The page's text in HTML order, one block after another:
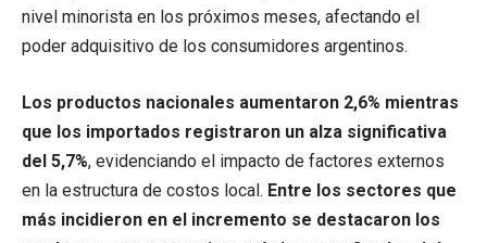
nivel minorista en los próximos meses, afectando el
poder adquisitivo de los consumidores argentinos.
Los productos nacionales aumentaron 2,6% mientras
que los importados registraron un alza significativa
del 5,7%, evidenciando el impacto de factores externos
en la estructura de costos local. Entre los sectores que
más incidieron en el incremento se destacaron los